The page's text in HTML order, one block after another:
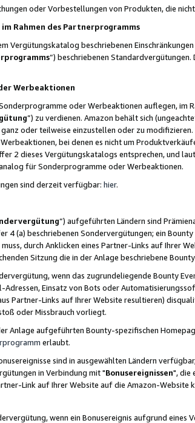
oder Vorbestellungen von Produkten, die
Rahmen des Partnerprogramms
Vergütungskatalog beschriebenen
“) beschriebenen
Werbeaktionen
oder Werbeaktionen auflegen,
”) zu verdienen. Amazon behält sich
oder teilweise einzustellen oder zu
bei denen es nicht um
2 dieses Vergütungskatalogs entsprechen, und
für Sonderprogramme oder Werbeaktionen.
sind derzeit verfügbar: hier.
“) aufgeführten Ländern sind
4 (a) beschriebenen Sondervergütungen; ein
durch Anklicken eines Partner-Links auf Ihrer
Sitzung die in der Anlage beschriebene
wenn das zugrundeliegende Bounty
Einsatz von Bots oder
Partner-Links auf Ihrer Website resultieren)
oder Missbrauch vorliegt.
Anlage aufgeführten Bounty-spezifischen
erlaubt.
sind in ausgewählten Ländern
in Verbindung mit "Bonusereignissen", die
Link auf Ihrer Website auf die Amazon-
wenn ein Bonusereignis aufgrund